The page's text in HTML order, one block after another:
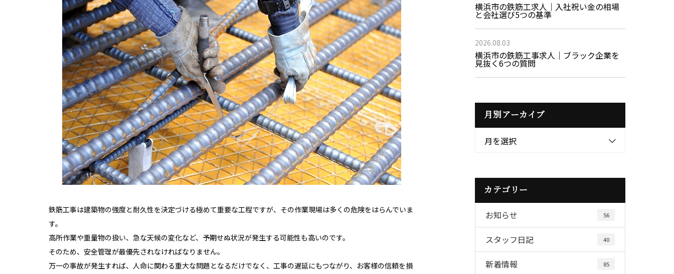
鉄筋工事は建築物の強度と耐久性を決定づける極めて重要な工程ですが、その作業現場は多くの危険をはらんでいま
す。
高所作業や重量物の扱い、急な天候の変化など、予期せぬ状況が発生する可能性も高いのです。
そのため、安全管理が最優先されなければなりません。
万一の事故が発生すれば、人命に関わる重大な問題となるだけでなく、工事の遅延にもつながり、お客様の信頼を損
横浜市の鉄筋工求人｜入社祝い金の相場
と会社選び5つの基準
2026.08.03
横浜市の鉄筋工事求人｜ブラック企業を
見抜く6つの質問
月別アーカイブ
月を選択
カテゴリー
お知らせ 56
スタッフ日記 40
新着情報 85